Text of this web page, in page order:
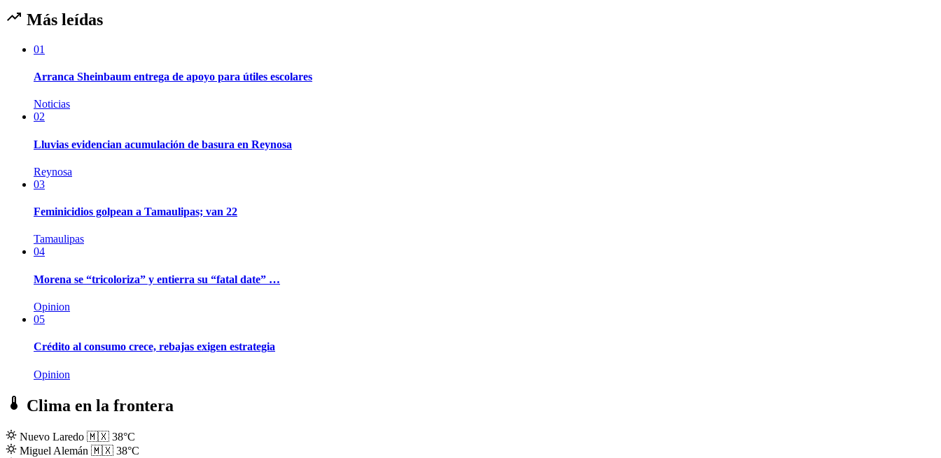
Más leídas
01
Arranca Sheinbaum entrega de apoyo para útiles escolares
Noticias
02
Lluvias evidencian acumulación de basura en Reynosa
Reynosa
03
Feminicidios golpean a Tamaulipas; van 22
Tamaulipas
04
Morena se “tricoloriza” y entierra su “fatal date” …
Opinion
05
Crédito al consumo crece, rebajas exigen estrategia
Opinion
Clima en la frontera
Nuevo Laredo 🇲🇽 38°C
Miguel Alemán 🇲🇽 38°C